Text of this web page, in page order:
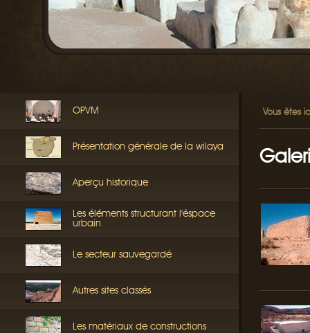
OPVM
Présentation générale de la wilaya
Aperçu historique
Les éléments structurant l'éspace
urbain
Le secteur sauvegardé
Autres sites classés
Les matériaux de constructions
Vous êtes